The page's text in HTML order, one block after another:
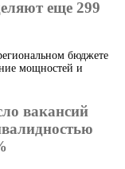
еще 299
бюджете
мощностей и
вакансий